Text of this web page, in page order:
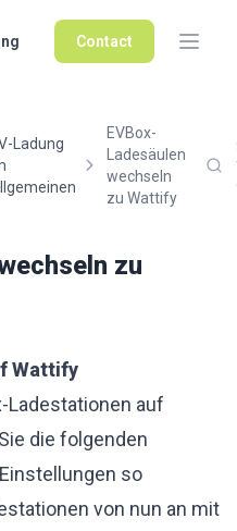
Contact
Ladung
EVBox-
Ladesäulen
wechseln
zu Wattify
zu
Wattify
Ladestationen auf
die folgenden
so
von nun an mit